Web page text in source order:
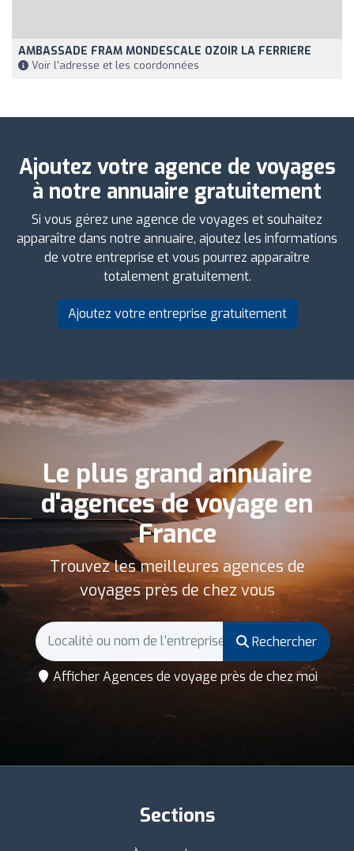
AMBASSADE FRAM MONDESCALE OZOIR LA FERRIERE
Voir l'adresse et les coordonnées
Ajoutez votre agence de voyages
à notre annuaire gratuitement
Si vous gérez une agence de voyages et souhaitez
apparaître dans notre annuaire, ajoutez les informations
de votre entreprise et vous pourrez apparaître
totalement gratuitement.
Ajoutez votre entreprise gratuitement
Le plus grand annuaire
d'agences de voyage en
France
Trouvez les meilleures agences de
voyages près de chez vous
Rechercher
Afficher Agences de voyage près de chez moi
Sections